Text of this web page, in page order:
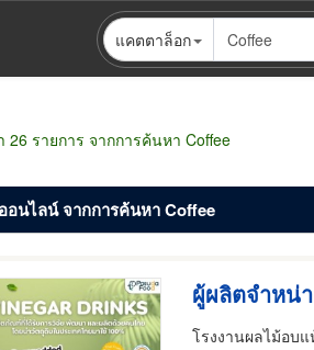
แคตตาล็อก
26 รายการ จากการค้นหา Coffee
นไลน์ จากการค้นหา Coffee
โรงงานผลไม้อบ